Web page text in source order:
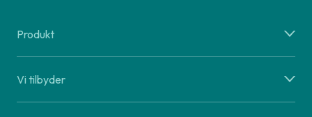
Produkt
Vi tilbyder